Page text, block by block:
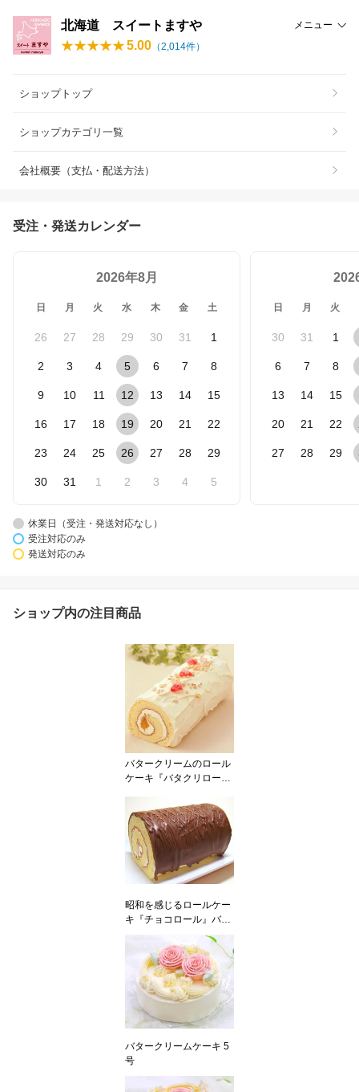
北海道 スイートますや メニュー
5.00 （2,014件）
ショップトップ
ショップカテゴリ一覧
会社概要（支払・配送方法）
受注・発送カレンダー
2026年8月
日 月 火 水 木 金 土
26 27 28 29 30 31 1
2 3 4 5 6 7 8
9 10 11 12 13 14 15
16 17 18 19 20 21 22
23 24 25 26 27 28 29
30 31 1 2 3 4 5
日 月 火
30 31 1
6 7 8
13 14 15
20 21 22
27 28 29
休業日（受注・発送対応なし）
受注対応のみ
発送対応のみ
ショップ内の注目商品
バタークリームのロール
ケーキ『バタクリロー
昭和を感じるロールケー
キ『チョコロール』バタ
バタークリームケーキ 5
号